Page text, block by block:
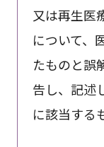
又は再生医
について、
たものと誤
告し、記述
に該当する